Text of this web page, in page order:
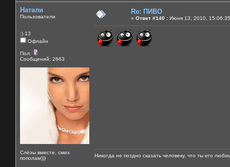
Натали
Пользователи
:) 13
Офлайн
Пол:
Сообщений: 2663
Слёзы вместе, смех
пополам)))
Re: ПИВО
« Ответ #140 : Июня 13, 2010,
Никогда не поздно сказать человеку, что ты его